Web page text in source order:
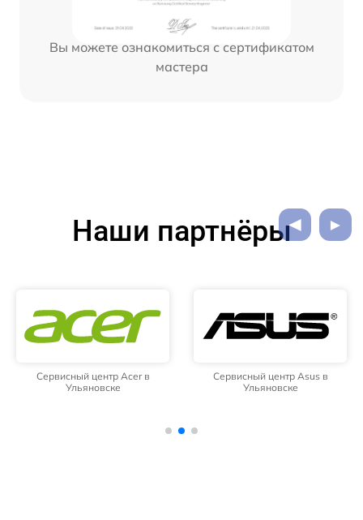
Вы можете ознакомиться с сертификатом
мастера
Наши партнёры
Сервисный центр Acer в
Ульяновске
Сервисный центр Asus в
Ульяновске